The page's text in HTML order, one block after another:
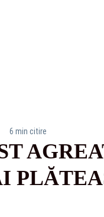
6 min citire